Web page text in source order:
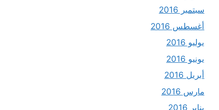
سبتمبر 2016
أغسطس 2016
يوليو 2016
يونيو 2016
أبريل 2016
مارس 2016
يناير 2016